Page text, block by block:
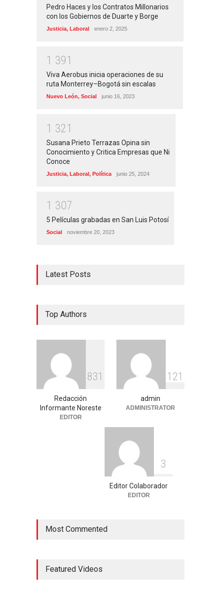
Pedro Haces y los Contratos Millonarios
con los Gobiernos de Duarte y Borge
Justicia, Laboral enero 2, 2025
1 391
Viva Aerobus inicia operaciones de su
ruta Monterrey–Bogotá sin escalas
Nuevo León, Social junio 16, 2023
1 321
Susana Prieto Terrazas Opina sin
Conocimiento y Critica Empresas que Ni
Conoce
Justicia, Laboral, Política junio 25, 2024
1 307
5 Películas grabadas en San Luis Potosí
Social noviembre 20, 2023
Latest Posts
Top Authors
831
Redacción
Informante Noreste
EDITOR
1 21
admin
ADMINISTRATOR
3
Editor Colaborador
EDITOR
Most Commented
Featured Videos